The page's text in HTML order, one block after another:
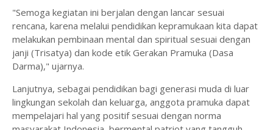
"Semoga kegiatan ini berjalan dengan lancar sesuai
rencana, karena melalui pendidikan kepramukaan kita dapat
melakukan pembinaan mental dan spiritual sesuai dengan
janji (Trisatya) dan kode etik Gerakan Pramuka (Dasa
Darma)," ujarnya.
Lanjutnya, sebagai pendidikan bagi generasi muda di luar
lingkungan sekolah dan keluarga, anggota pramuka dapat
mempelajari hal yang positif sesuai dengan norma